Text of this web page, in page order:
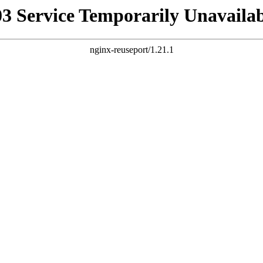
Service Temporarily
nginx-reuseport/1.21.1